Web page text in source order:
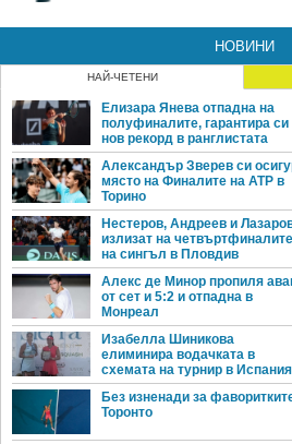
НОВИНИ
НАЙ-ЧЕТЕНИ
Елизара Янева отпадна на
полуфиналите, гарантира си
нов рекорд в ранглистата
Александър Зверев си
място на Финалите на ATP в
Торино
Нестеров, Андреев и
излизат на четвъртфиналите
на сингъл в Пловдив
Алекс де Минор пропиля
от сет и 5:2 и отпадна в
Монреал
Изабелла Шиникова
елиминира водачката в
схемата на турнир в Испания
Без изненади за
Торонто